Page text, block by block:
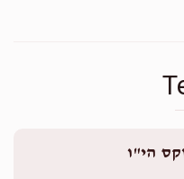
הי"ו